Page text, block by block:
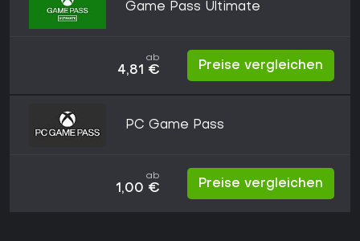
Game Pass Ultimate
ab
4,81 € Preise vergleichen
PC Game Pass
ab
1,00 € Preise vergleichen